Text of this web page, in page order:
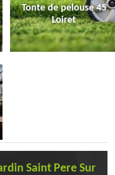
Tonte de pelouse 45
Loiret
Saint Pere Sur